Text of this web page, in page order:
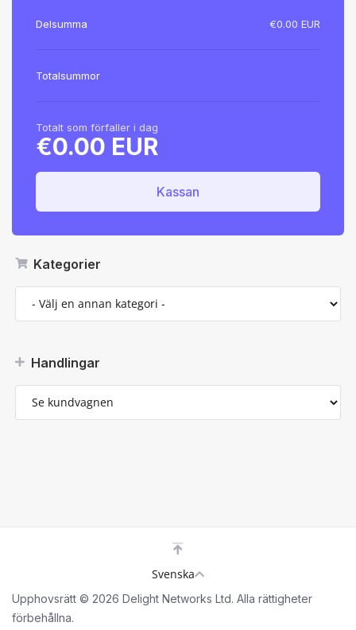
Kategorier
Handlingar
Delsumma €0.00 EUR
Totalsummor
€0.00 EUR
Totalt som förfaller i dag
Kassan
Upphovsrätt © 2026 Delight Networks Ltd. Alla rättigheter
förbehållna.
Svenska